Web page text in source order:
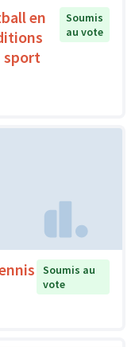
en
sport
Soumis
au vote
Soumis au
vote